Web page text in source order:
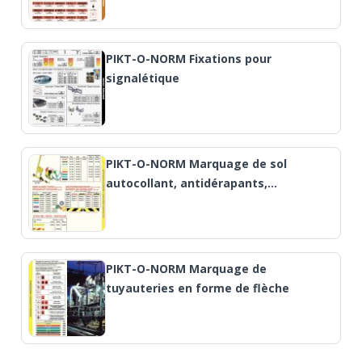
PIKT-O-NORM Fixations pour
signalétique
PIKT-O-NORM Marquage de sol
autocollant, antidérapants,…
PIKT-O-NORM Marquage de
tuyauteries en forme de flèche